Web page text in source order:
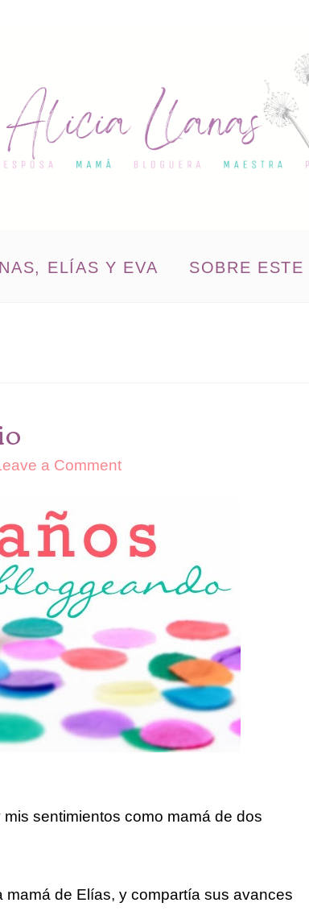
ELÍAS Y EVA SOBRE ESTE
a Comment
sentimientos como mamá de dos
de Elías, y compartía sus avances